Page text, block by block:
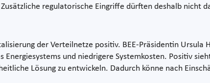
regulatorische Eingriffe dürften deshalb nicht
der Verteilnetze positiv. BEE-Präsidentin Ursula
und niedrigere Systemkosten. Positiv
Lösung zu entwickeln. Dadurch könne nach